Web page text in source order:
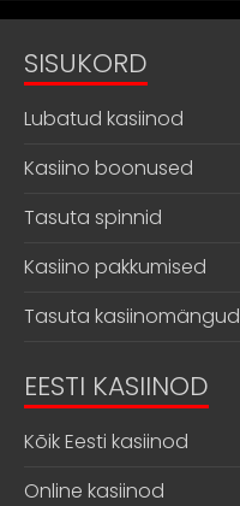
SISUKORD
Lubatud kasiinod
Kasiino boonused
Tasuta spinnid
Kasiino pakkumised
Tasuta kasiinomängud
EESTI KASIINOD
Kõik Eesti kasiinod
Online kasiinod